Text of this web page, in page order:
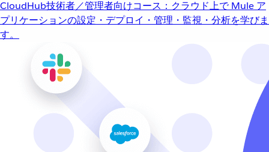
CloudHub技術者／管理者向けコース：クラウド上で Mule ア
プリケーションの設定・デプロイ・管理・監視・分析を学びま
す。